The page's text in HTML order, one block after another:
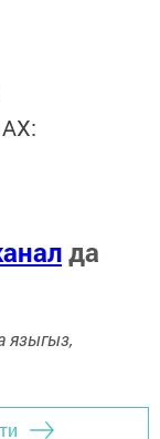
да
языгыз,